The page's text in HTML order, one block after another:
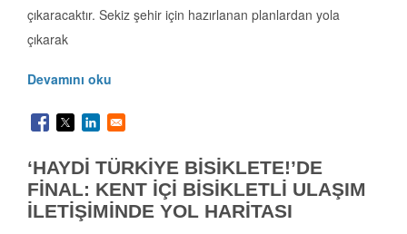
çıkaracaktır. Sekiz şehir için hazırlanan planlardan yola
çıkarak
Devamını oku
‘HAYDİ TÜRKİYE BİSİKLETE!’DE
FİNAL: KENT İÇİ BİSİKLETLİ ULAŞIM
İLETİŞİMİNDE YOL HARİTASI